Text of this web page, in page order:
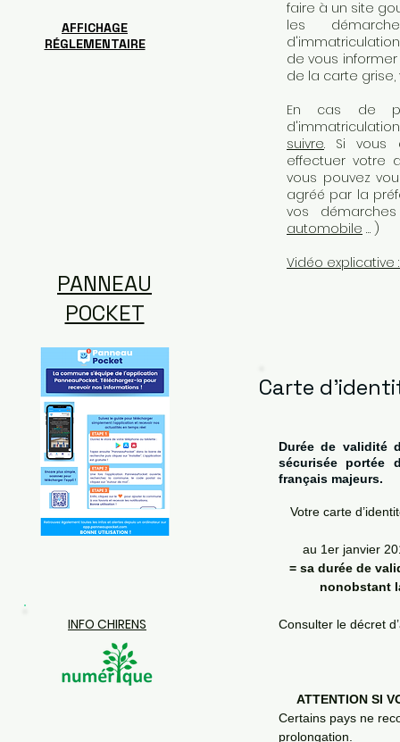
faire à un site
les
de vous
de la carte
En cas de
suivre. Si vous
effectuer votre
vous pouvez
agréé par la
vos
automobile … )
Vidéo explicative
Durée de validité
sécurisée portée
français majeurs.
Votre carte
au 1er janvier
= sa durée de
nonobstant
Consulter le décret
ATTENTION SI
Certains pays ne
prolongation.
Carte
AFFICHAGE
RÉGLEMENTAIRE
PANNEAU
POCKET
INFO CHIRENS